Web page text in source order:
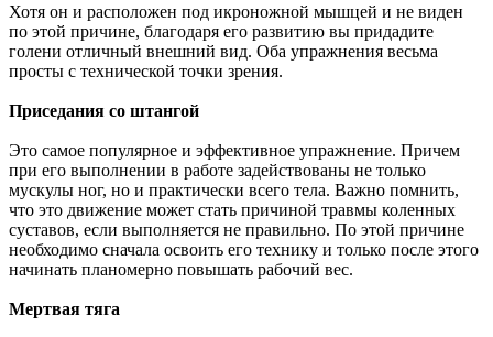
Хотя он и расположен под икроножной мышцей и не виден
по этой причине, благодаря его развитию вы придадите
голени отличный внешний вид. Оба упражнения весьма
просты с технической точки зрения.
Приседания со штангой
Это самое популярное и эффективное упражнение. Причем
при его выполнении в работе задействованы не только
мускулы ног, но и практически всего тела. Важно помнить,
что это движение может стать причиной травмы коленных
суставов, если выполняется не правильно. По этой причине
необходимо сначала освоить его технику и только после этого
начинать планомерно повышать рабочий вес.
Мертвая тяга